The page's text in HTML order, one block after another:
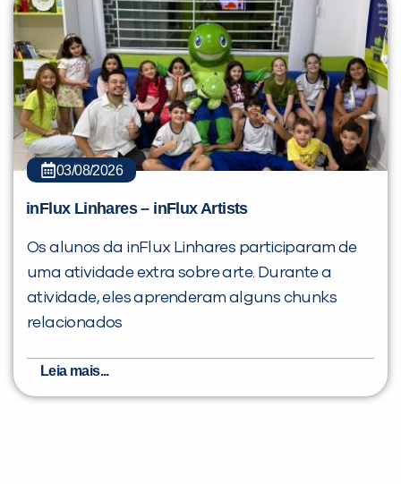
03/08/2026
inFlux Linhares – inFlux Artists
Os alunos da inFlux Linhares participaram de
uma atividade extra sobre arte. Durante a
atividade, eles aprenderam alguns chunks
relacionados
Leia mais...